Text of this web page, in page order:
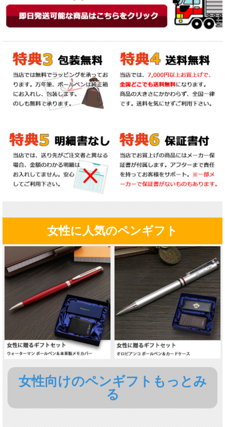
女性に人気のペンギフト
女性向けのペンギフトもっとみ
る